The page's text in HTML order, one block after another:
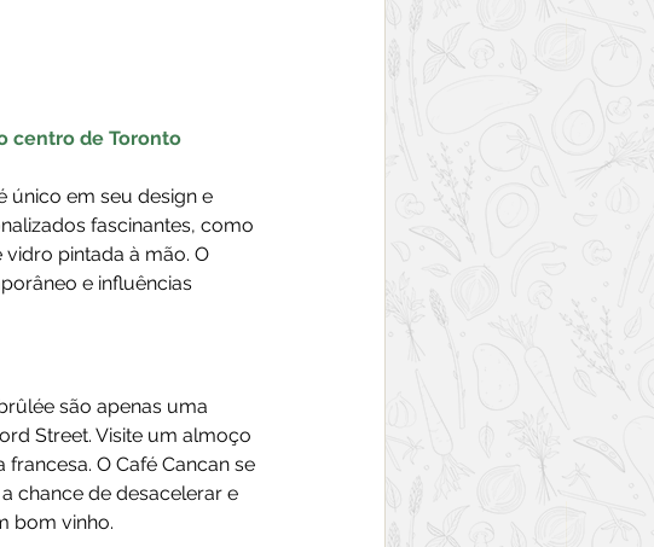
centro de Toronto
único em seu design e
fascinantes, como
pintada à mão. O
e influências
são apenas uma
Street. Visite um almoço
O Café Cancan se
chance de desacelerar e
bom vinho.